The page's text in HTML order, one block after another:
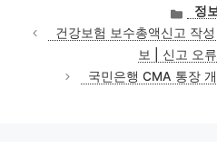
카
테
고
리
정
건강보험 보수총액신고 작
보 | 신고 오
국민은행 CMA 통장